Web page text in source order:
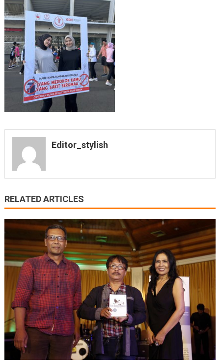
Editor_stylish
RELATED ARTICLES